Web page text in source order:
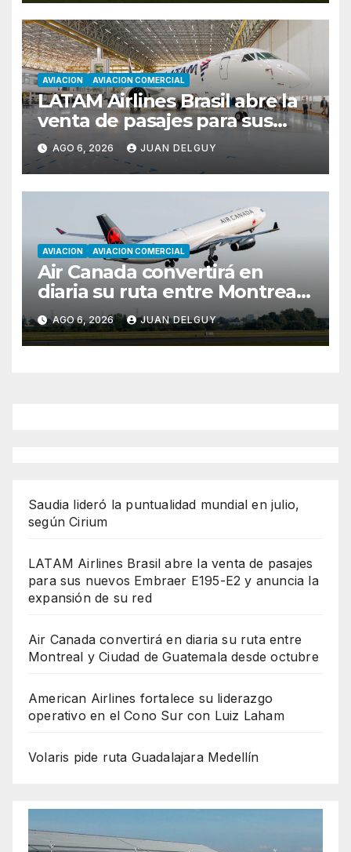
AVIACION AVIACION COMERCIAL
LATAM Airlines Brasil abre la
venta de pasajes para sus
nuevos Embraer E195-E2 y
anuncia la expansión de su
red
AGO 6, 2026 JUAN DELGUY
AVIACION AVIACION COMERCIAL
Air Canada convertirá en
diaria su ruta entre Montreal
y Ciudad de Guatemala
desde octubre
AGO 6, 2026 JUAN DELGUY
Saudia lideró la puntualidad mundial en julio,
según Cirium
LATAM Airlines Brasil abre la venta de pasajes
para sus nuevos Embraer E195-E2 y anuncia la
expansión de su red
Air Canada convertirá en diaria su ruta entre
Montreal y Ciudad de Guatemala desde octubre
American Airlines fortalece su liderazgo
operativo en el Cono Sur con Luiz Laham
Volaris pide ruta Guadalajara Medellín